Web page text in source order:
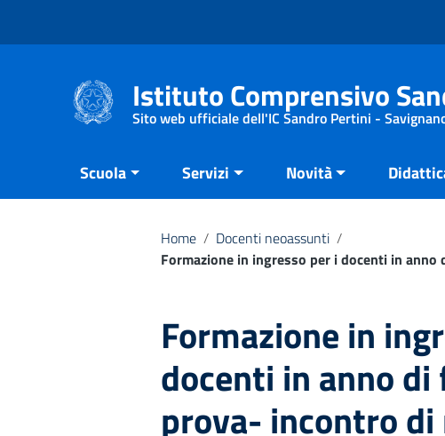
Istituto Comprensivo
Sito web ufficiale dell'IC Sandro Pertini -
Scuola Servizi Novità
Home / Docenti neoassunti /
Formazione in ingresso per i docenti in
Formazione in
docenti in anno di
prova- incontro